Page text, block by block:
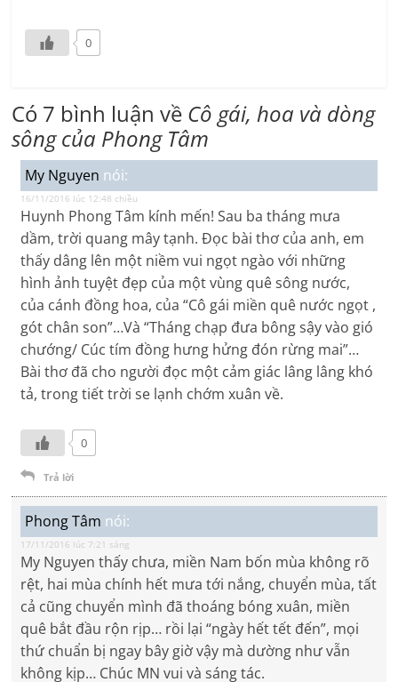
0
Có 7 bình luận về Cô gái, hoa và dòng
sông của Phong Tâm
My Nguyen nói:
16/11/2016 lúc 12:48 chiều
Huynh Phong Tâm kính mến! Sau ba tháng mưa
dầm, trời quang mây tạnh. Đọc bài thơ của anh, em
thấy dâng lên một niềm vui ngọt ngào với những
hình ảnh tuyệt đẹp của một vùng quê sông nước,
của cánh đồng hoa, của “Cô gái miền quê nước ngọt ,
gót chân son”…Và “Tháng chạp đưa bông sậy vào gió
chướng/ Cúc tím đồng hưng hửng đón rừng mai”…
Bài thơ đã cho người đọc một cảm giác lâng lâng khó
tả, trong tiết trời se lạnh chớm xuân về.
0
Trả lời
Phong Tâm nói:
17/11/2016 lúc 7:21 sáng
My Nguyen thấy chưa, miền Nam bốn mùa không rõ
rệt, hai mùa chính hết mưa tới nắng, chuyển mùa, tất
cả cũng chuyển mình đã thoáng bóng xuân, miền
quê bắt đầu rộn rịp… rồi lại “ngày hết tết đến”, mọi
thứ chuẩn bị ngay bây giờ vậy mà dường như vẫn
không kịp… Chúc MN vui và sáng tác.